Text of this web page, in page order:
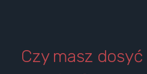
Czy masz